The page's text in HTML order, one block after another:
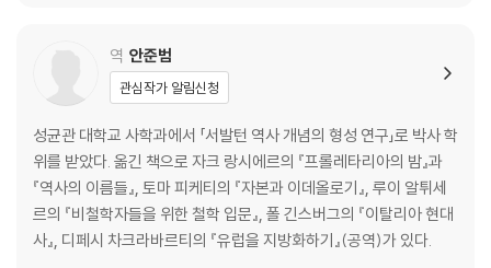
역 안준범
관심작가 알림신청
성균관 대학교 사학과에서 「서발턴 역사 개념의 형성 연구」로 박사 학
위를 받았다. 옮긴 책으로 자크 랑시에르의 『프롤레타리아의 밤』과
『역사의 이름들』, 토마 피케티의 『자본과 이데올로기』, 루이 알튀세
르의 『비철학자들을 위한 철학 입문』, 폴 긴스버그의 『이탈리아 현대
사』, 디페시 차크라바르티의 『유럽을 지방화하기』(공역)가 있다.